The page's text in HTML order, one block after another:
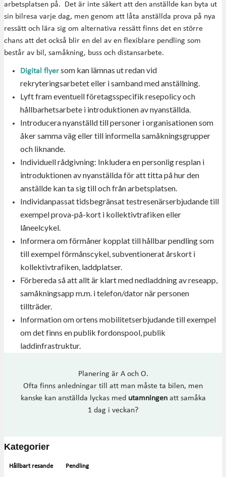
arbetsplatsen på. Det är inte säkert att den anställde kan byta ut
sin bilresa varje dag, men genom att låta anställda prova på nya
ressätt och lära sig om alternativa ressätt finns det en större
chans att det också blir en del av en flexiblare pendling som
består av bil, samåkning, buss och distansarbete.
Digital flyersom kan lämnas ut redan vid
rekryteringsarbetet eller i samband med anställning.
Lyft fram eventuell företagsspecifik resepolicy och
hållbarhetsarbete i introduktionen av nyanställda.
Introducera nyanställd till personer i organisationen som
åker samma väg eller till informella samåkningsgrupper
och liknande.
Individuell rådgivning: Inkludera en personlig resplan i
introduktionen av nyanställda för att titta på hur den
anställde kan ta sig till och från arbetsplatsen.
Individanpassat tidsbegränsat testresenärserbjudande till
exempel prova-på-kort i kollektivtrafiken eller
låneelcykel.
Informera om förmåner kopplat till hållbar pendling som
till exempel förmånscykel, subventionerat årskort i
kollektivtrafiken, laddplatser.
Förbereda så att allt är klart med nedladdning av reseapp,
samåkningsapp m.m. i telefon/dator när personen
tillträder.
Information om ortens mobilitetserbjudande till exempel
om det finns en publik fordonspool, publik
laddinfrastruktur.
Planering är A och O.
Ofta finns anledningar till att man måste ta bilen, men
kanske kan anställda lyckas med utamningen att samåka
1 dag i veckan?
Kategorier
Hållbart resande Pendling